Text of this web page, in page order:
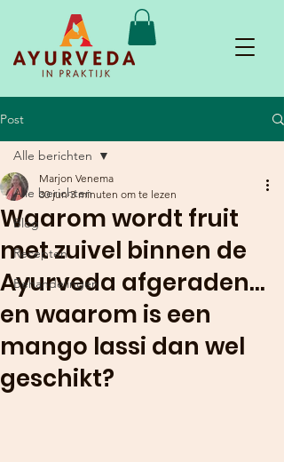
Post
Alle berichten
Blog
Recepten
Behandelingen
Alle berichten
Waarom wordt fruit
met zuivel binnen de
Ayurveda afgeraden…
en waarom is een
mango lassi dan wel
geschikt?
Marjon Venema
30 jun 3 minuten om te lezen